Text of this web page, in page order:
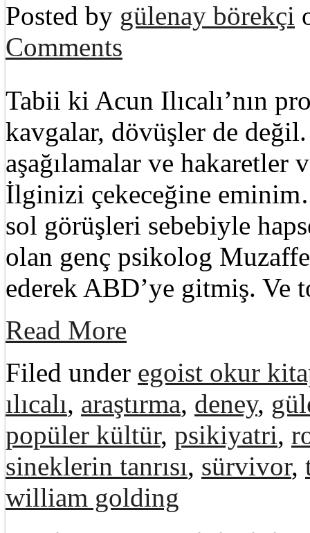
Posted by gülenay börekçi
Comments
Tabii ki Acun Ilıcalı’nın
kavgalar, dövüşler de
aşağılamalar ve hakaretler
İlginizi çekeceğine
sol görüşleri sebebiyle
olan genç psikolog
ederek ABD’ye gitmiş.
Read More
Filed under egoist okur
ılıcalı, araştırma, deney,
popüler kültür, psikiyatri,
sineklerin tanrısı, sürvivor,
william golding